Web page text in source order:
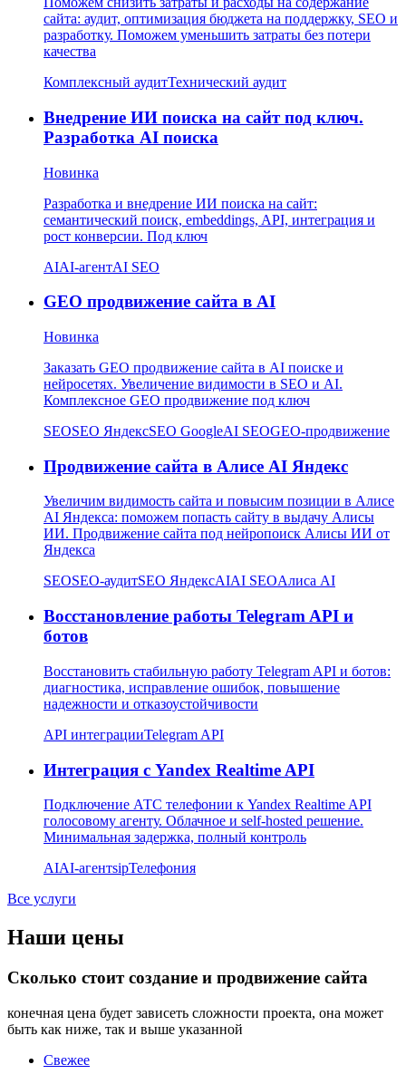
сайта: аудит, оптимизация бюджета на поддержку, SEO и
разработку. Поможем уменьшить затраты без потери
качества
Комплексный аудитТехнический аудит
Внедрение ИИ поиска на сайт под ключ.
Разработка AI поиска
Новинка
Разработка и внедрение ИИ поиска на сайт:
семантический поиск, embeddings, API, интеграция и
рост конверсии. Под ключ
AIAI-агентAI SEO
GEO продвижение сайта в AI
Новинка
Заказать GEO продвижение сайта в AI поиске и
нейросетях. Увеличение видимости в SEO и AI.
Комплексное GEO продвижение под ключ
SEOSEO ЯндексSEO GoogleAI SEOGEO-продвижение
Продвижение сайта в Алисе AI Яндекс
Увеличим видимость сайта и повысим позиции в Алисе
AI Яндекса: поможем попасть сайту в выдачу Алисы
ИИ. Продвижение сайта под нейропоиск Алисы ИИ от
Яндекса
SEOSEO-аудитSEO ЯндексAIAI SEOАлиса AI
Восстановление работы Telegram API и
ботов
Восстановить стабильную работу Telegram API и ботов:
диагностика, исправление ошибок, повышение
надежности и отказоустойчивости
API интеграцииTelegram API
Интеграция с Yandex Realtime API
Подключение АТС телефонии к Yandex Realtime API
голосовому агенту. Облачное и self-hosted решение.
Минимальная задержка, полный контроль
AIAI-агентsipТелефония
Все услуги
Наши цены
Сколько стоит создание и продвижение сайта
конечная цена будет зависеть сложности проекта, она может
быть как ниже, так и выше указанной
Свежее